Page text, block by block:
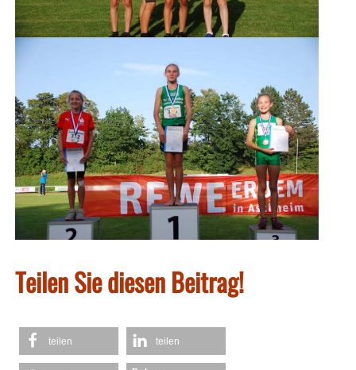
Teilen Sie diesen Beitrag!
teilen teilen